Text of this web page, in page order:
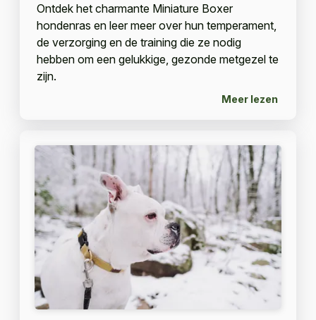
Ontdek het charmante Miniature Boxer
hondenras en leer meer over hun temperament,
de verzorging en de training die ze nodig
hebben om een gelukkige, gezonde metgezel te
zijn.
Meer lezen